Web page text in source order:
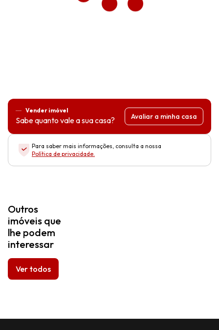
Vender imóvel
Sabe quanto vale a sua casa? Avaliar a minha casa
Para saber mais informações, consulta a nossa
Política de privacidade.
Outros
imóveis que
lhe podem
interessar
Ver todos